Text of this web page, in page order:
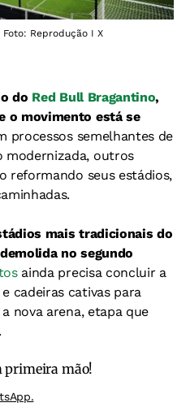
Reprodução I X
do Red Bull Bragantino,
o movimento está se
processos semelhantes de
modernizada, outros
reformando seus estádios,
mais tradicionais do
no segundo
ainda precisa concluir a
cadeiras cativas para
nova arena, etapa que
primeira mão!